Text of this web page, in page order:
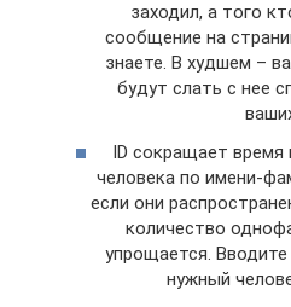
заходил, а того
сообщение на
знаете. В худшем –
будут слать с нее
ID сокращает
человека по имени-
если они
количество
упрощается.
нужный